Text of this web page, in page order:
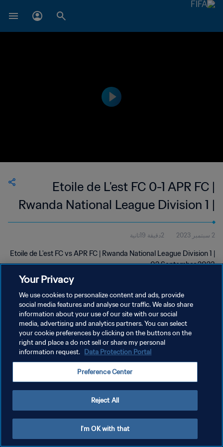
Etoile de L'est FC 0-1 APR FC |
Rwanda National League Division 1 |
02 Sep 2023
2 سبتمبر 2023 2دقيقة 19ثانية
Etoile de L'est FC vs APR FC | Rwanda National League Division 1 |
02 September 2023
سياسة الخصوصية
إدارة تفضيلات ملفات تعريف الارتباط
Your Privacy
We use cookies to personalize content and ads, provide
social media features and analyse our traffic. We also share
information about your use of our site with our social
media, advertising and analytics partners. You can select
your cookie preferences by clicking on the buttons on the
right and place a do not sell or share my personal
information request. Data Protection Portal
Preference Center
Reject All
I'm OK with that